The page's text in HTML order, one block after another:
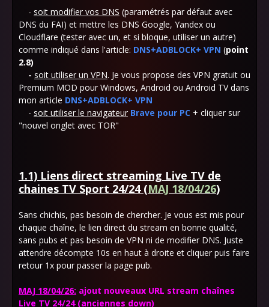
- soit modifier vos DNS (paramétrés par défaut avec
DNS du FAI) et mettre les DNS Google, Yandex ou
Cloudflare (tester avec un, et si bloque, utiliser un autre)
comme indiqué dans l'article: DNS+ADBLOCK+ VPN (point
2.8)
- soit utiliser un VPN. Je vous propose des VPN gratuit ou
Premium MOD pour Windows, Android ou Android TV dans
mon article DNS+ADBLOCK+ VPN
- soit utiliser le navigateur Brave pour PC + cliquer sur
"nouvel onglet avec TOR"
1.1) Liens direct streaming Live TV de
chaines TV Sport 24/24 (MAJ 18/04/26)
Sans chichis, pas besoin de chercher. Je vous est mis pour
chaque chaîne, le lien direct du stream en bonne qualité,
sans pubs et pas besoin de VPN ni de modifier DNS. Juste
attendre décompte 10s en haut à droite et cliquer puis faire
retour 1x pour passer la page pub.
MAJ 18/04/26: ajout nouveaux URL stream chaînes
Live TV 24/24 (anciennes down)